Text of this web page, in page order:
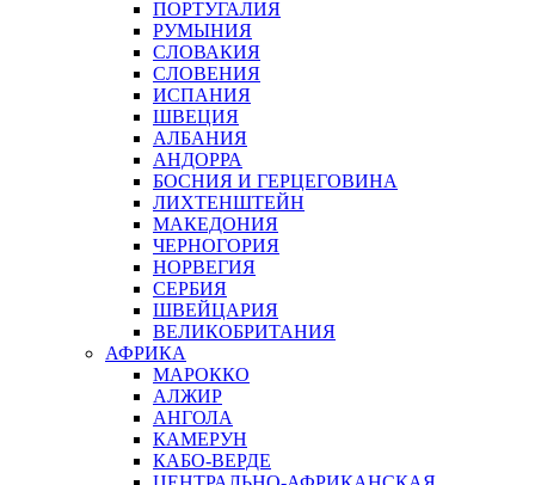
ПОРТУГАЛИЯ
РУМЫНИЯ
СЛОВАКИЯ
СЛОВЕНИЯ
ИСПАНИЯ
ШВЕЦИЯ
АЛБАНИЯ
АНДОРРА
БОСНИЯ И ГЕРЦЕГОВИНА
ЛИХТЕНШТЕЙН
МАКЕДОНИЯ
ЧЕРНОГОРИЯ
НОРВЕГИЯ
СЕРБИЯ
ШВЕЙЦАРИЯ
ВЕЛИКОБРИТАНИЯ
АФРИКА
МАРОККО
АЛЖИР
АНГОЛА
КАМЕРУН
КАБО-ВЕРДЕ